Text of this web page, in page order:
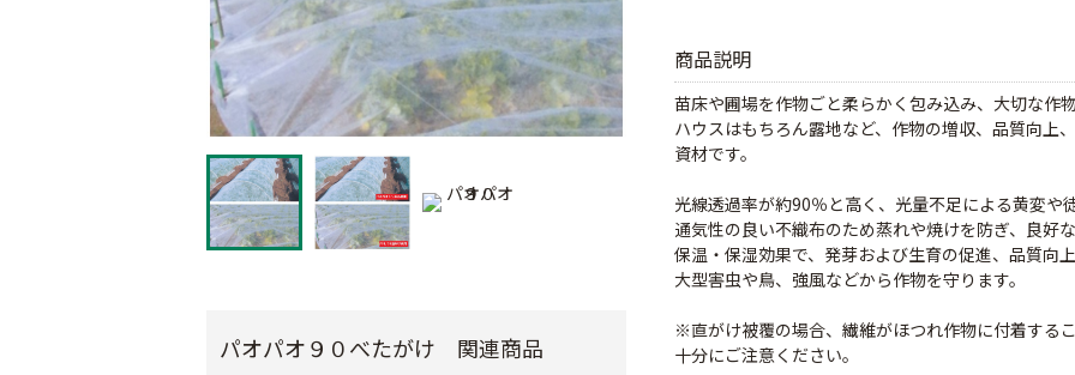
パオパオ９０べたがけ 関連商品
商品説明
苗床や圃場を作物ごと柔らかく包み込み、大切な作
ハウスはもちろん露地など、作物の増収、品質向上
資材です。
光線透過率が約90％と高く、光量不足による黄変や
通気性の良い不織布のため蒸れや焼けを防ぎ、良好
保温・保湿効果で、発芽および生育の促進、品質向
大型害虫や鳥、強風などから作物を守ります。
※直がけ被覆の場合、繊維がほつれ作物に付着するこ
十分にご注意ください。